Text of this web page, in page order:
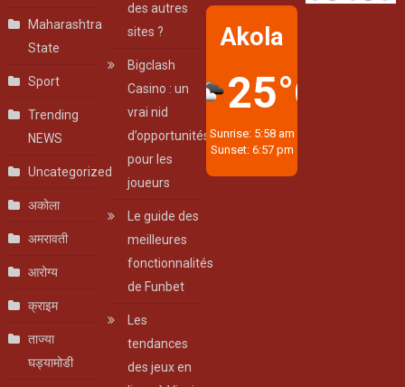
Maharashtra
State
Sport
Trending
NEWS
Uncategorized
अकोला
अमरावती
आरोग्य
क्राइम
ताज्या
घड्यामोडी
des autres
sites ?
Bigclash
Casino : un
vrai nid
d’opportunités
pour les
joueurs
Le guide des
meilleures
fonctionnalités
de Funbet
Les
tendances
des jeux en
Akola
25°C
Sunrise: 5:58 am
Sunset: 6:57 pm